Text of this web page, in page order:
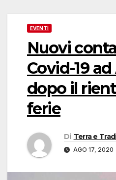
EVENTI
Nuovi
Covid-19
dopo il
ferie
Di Terra e
AGO 17, 2020